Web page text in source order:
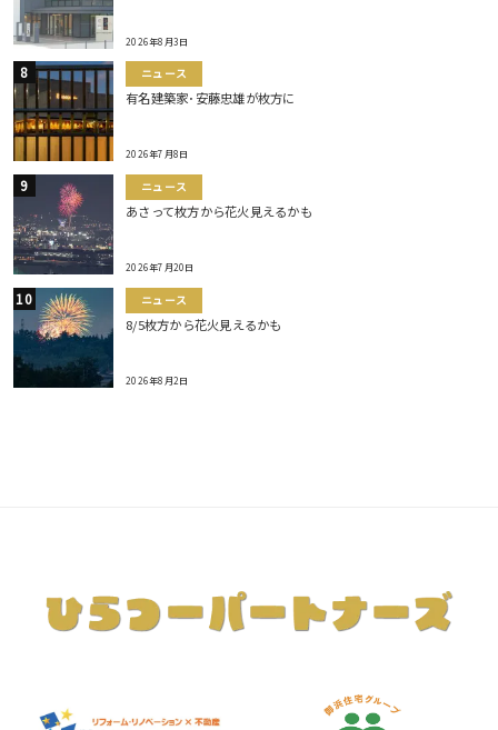
2026年8月3日
ニュース
有名建築家･安藤忠雄が枚方に
2026年7月8日
ニュース
あさって枚方から花火見えるかも
2026年7月20日
ニュース
8/5枚方から花火見えるかも
2026年8月2日